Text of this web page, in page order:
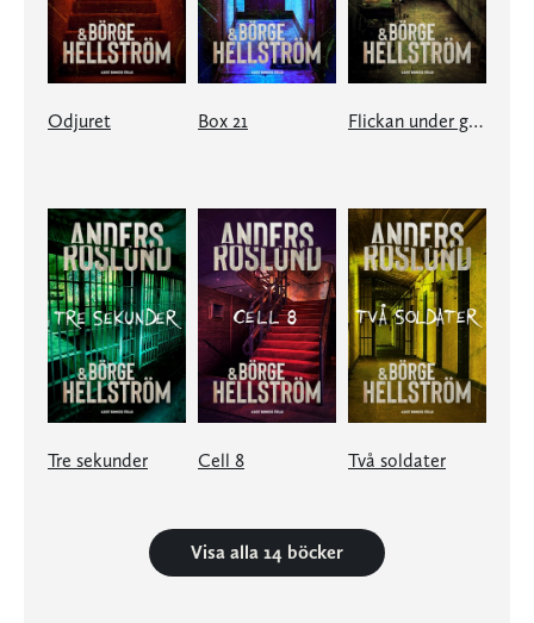
Odjuret Box 21 Flickan under gatan
Tre sekunder Cell 8 Två soldater
Visa alla 14 böcker